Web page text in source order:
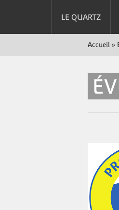
LE QUARTZ
Accueil »